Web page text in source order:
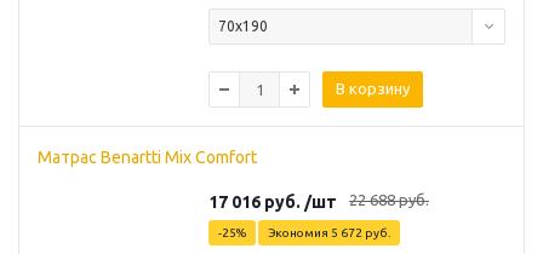
70х190
В корзину
Матрас Benartti Mix Comfort
17 016 руб. /шт 22 688руб.
-25% Экономия 5 672 руб.